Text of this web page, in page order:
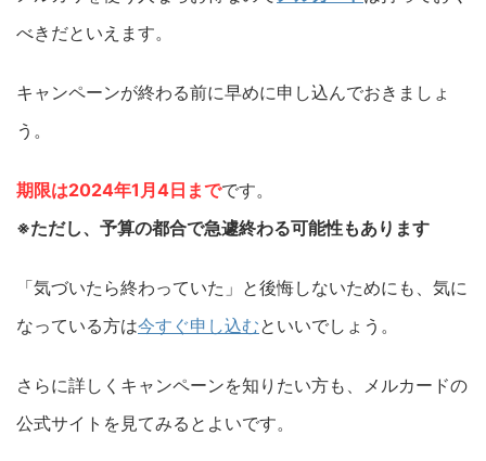
べきだといえます。
キャンペーンが終わる前に早めに申し込んでおきましょ
う。
期限は2024年1月4日までです。
※ただし、予算の都合で急遽終わる可能性もあります
「気づいたら終わっていた」と後悔しないためにも、気に
なっている方は今すぐ申し込むといいでしょう。
さらに詳しくキャンペーンを知りたい方も、メルカードの
公式サイトを見てみるとよいです。